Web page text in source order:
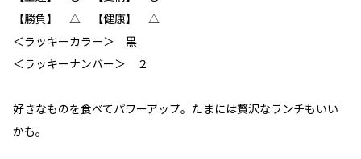
【勝負】 △ 【健康】 △
＜ラッキーカラー＞ 黒
＜ラッキーナンバー＞ ２
好きなものを食べてパワーアップ。たまには贅沢なランチもいい
かも。